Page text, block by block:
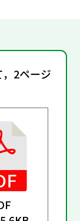
2ページ